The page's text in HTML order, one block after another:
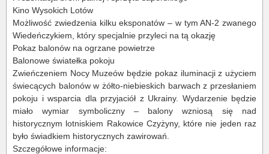
Kino Wysokich Lotów
Możliwość zwiedzenia kilku eksponatów – w tym AN-2 zwanego
Wiedeńczykiem, który specjalnie przyleci na tą okazję
Pokaz balonów na ogrzane powietrze
Balonowe światełka pokoju
Zwieńczeniem Nocy Muzeów będzie pokaz iluminacji z użyciem
świecących balonów w żółto-niebieskich barwach z przesłaniem
pokoju i wsparcia dla przyjaciół z Ukrainy. Wydarzenie będzie
miało wymiar symboliczny – balony wzniosą się nad
historycznym lotniskiem Rakowice Czyżyny, które nie jeden raz
było świadkiem historycznych zawirowań.
Szczegółowe informacje: